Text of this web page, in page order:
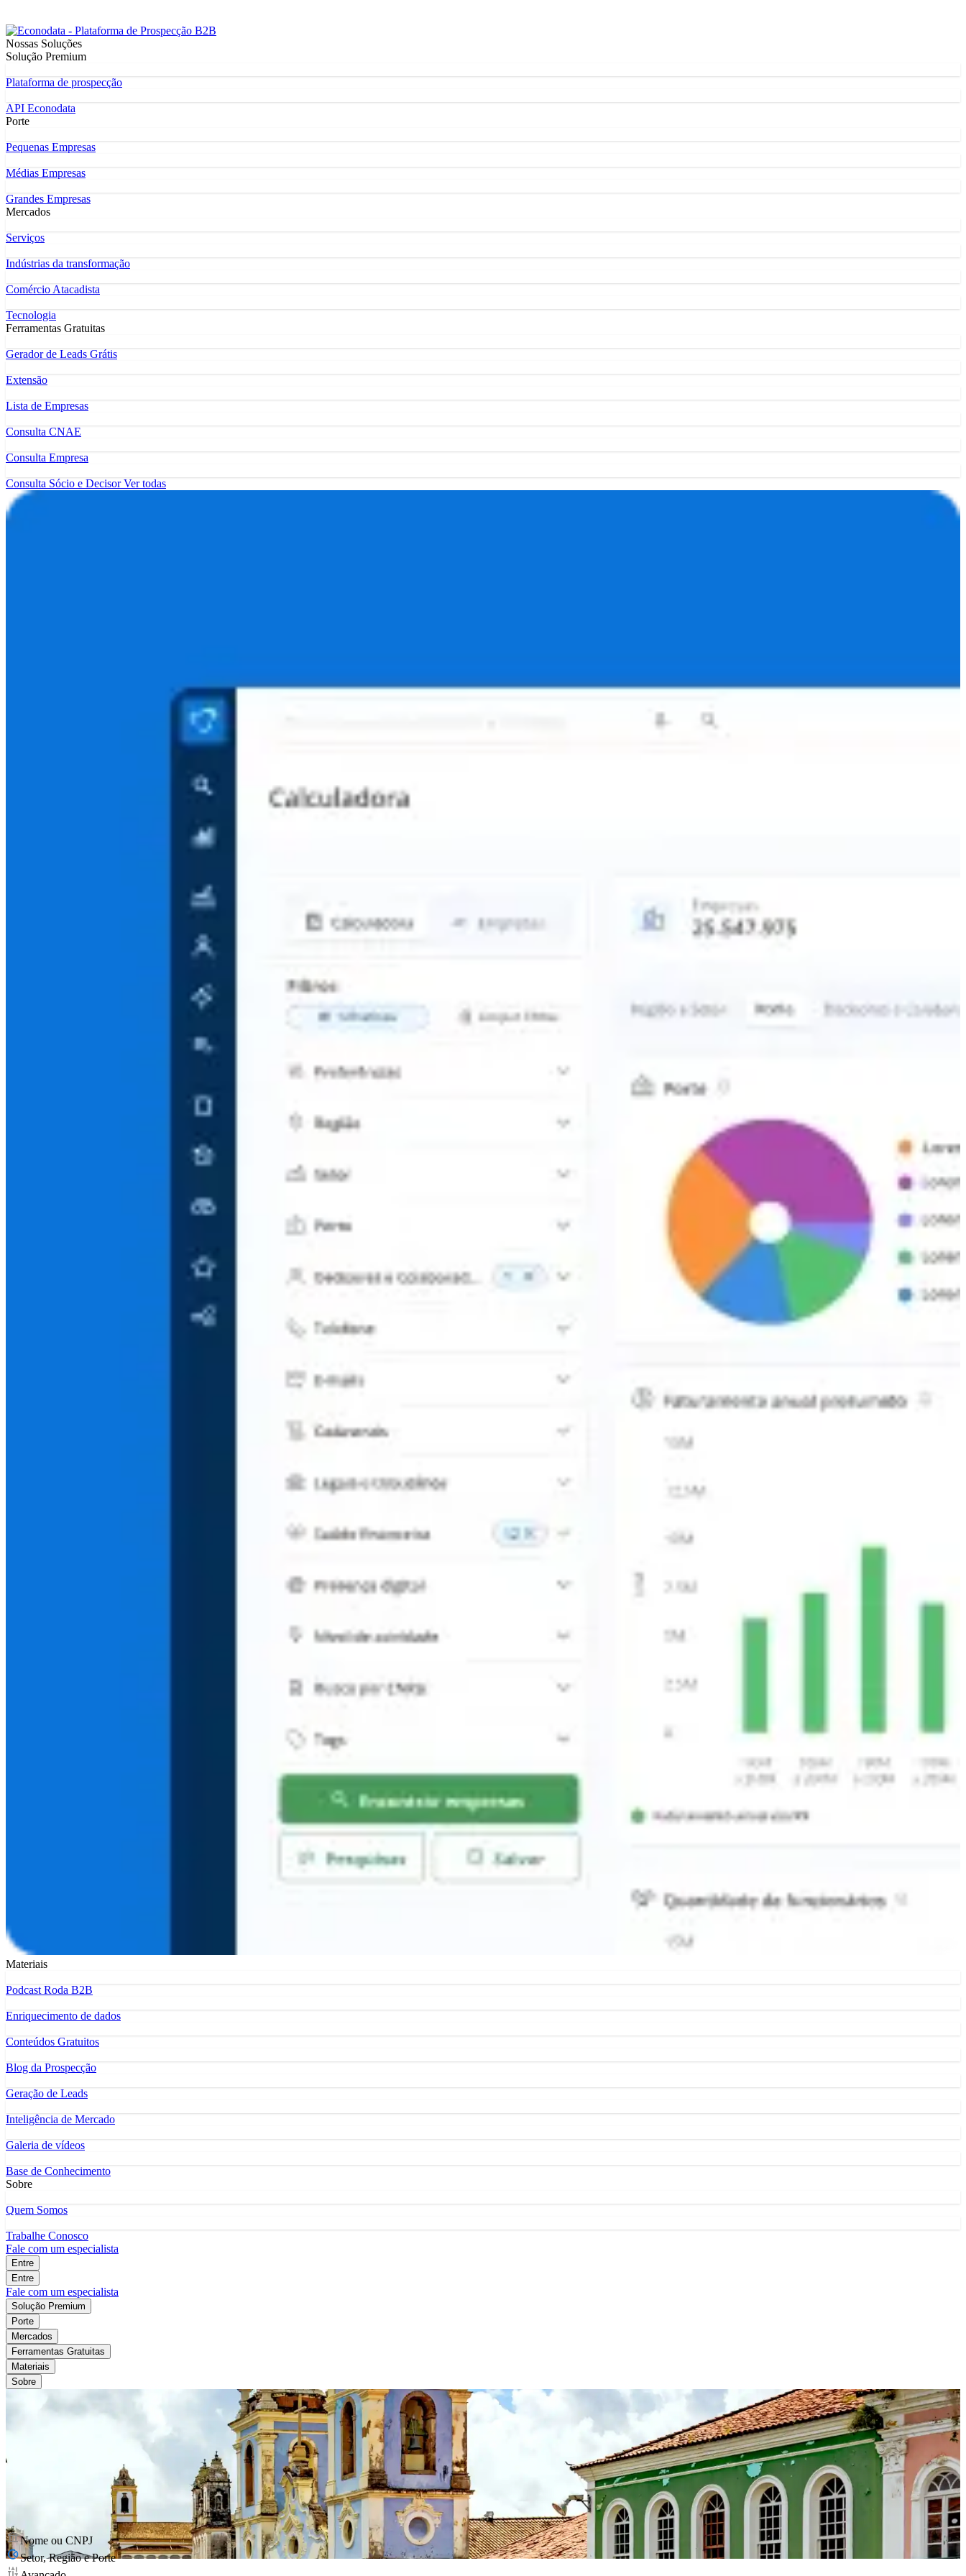
Nossas Soluções
Solução Premium
Plataforma de prospecção
API Econodata
Porte
Pequenas Empresas
Médias Empresas
Grandes Empresas
Mercados
Serviços
Indústrias da transformação
Comércio Atacadista
Tecnologia
Ferramentas Gratuitas
Gerador de Leads Grátis
Extensão
Lista de Empresas
Consulta CNAE
Consulta Empresa
Consulta Sócio e DecisorVer todas
Materiais
Podcast Roda B2B
Enriquecimento de dados
Conteúdos Gratuitos
Blog da Prospecção
Geração de Leads
Inteligência de Mercado
Galeria de vídeos
Base de Conhecimento
Sobre
Quem Somos
Trabalhe Conosco
Fale com um especialista
Entre
Entre
Fale com um especialista
Solução Premium
Porte
Mercados
Ferramentas Gratuitas
Materiais
Sobre
Nome ou CNPJ
Setor, Região e Porte